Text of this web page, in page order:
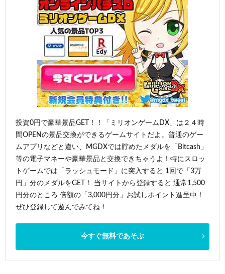
投資0円で豪華景品GET！！「ミリオンゲームDX」は２４時
間OPENの景品交換ができるゲームサイトだよ。普通のゲー
ムアプリなどと違い、MGDXでは貯めたメダルを「Bitcash」
等の電子マネーや豪華景品と交換できちゃうよ！特にスロッ
トゲームでは「ラッシュモード」に突入すると 1回で「3万
円」分のメダルをGET！ 当サイトから登録すると 通常1,500
円分のところ 倍額の「3,000円分」お試しポイント進呈中！
ぜひ登録して遊んでみてね！
今すぐ無料であそぶ